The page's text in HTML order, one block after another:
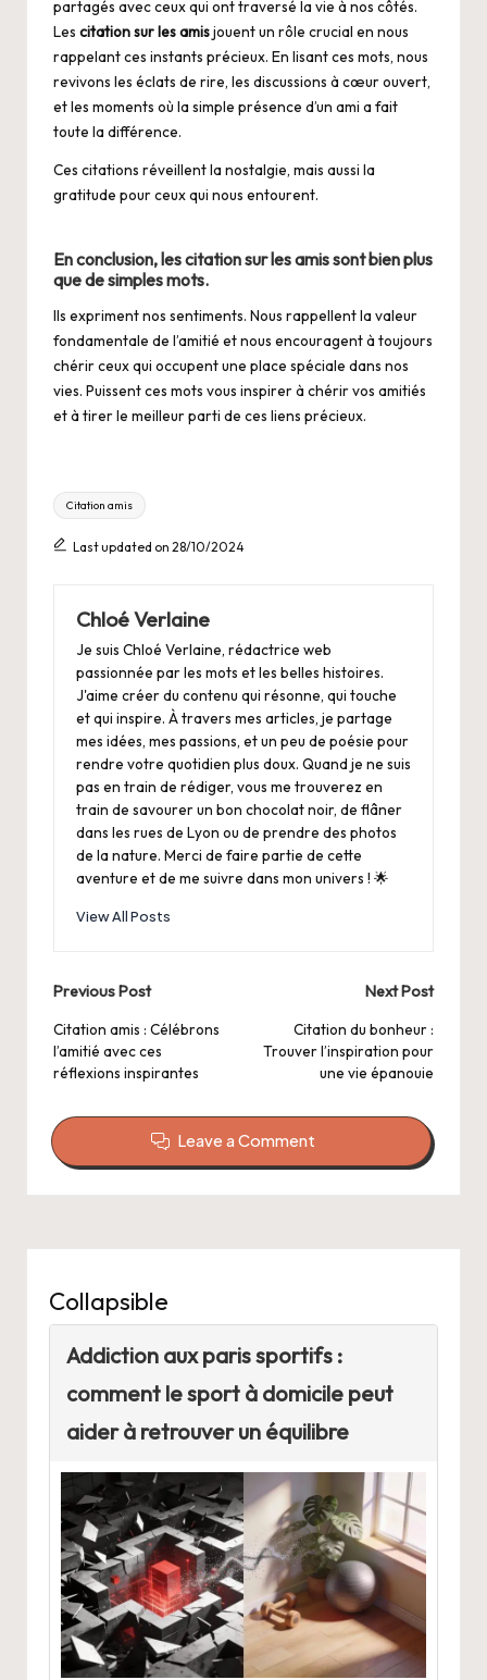
partagés avec ceux qui ont traversé la vie à nos côtés.
Les citation sur les amisjouent un rôle crucial en nous
rappelant ces instants précieux. En lisant ces mots, nous
revivons les éclats de rire, les discussions à cœur ouvert,
et les moments où la simple présence d’un ami a fait
toute la différence.
Ces citations réveillent la nostalgie, mais aussi la
gratitude pour ceux qui nous entourent.
En conclusion, lescitation sur les amissont bien plus
que de simples mots.
Ils expriment nos sentiments. Nous rappellent la valeur
fondamentale de l’amitié et nous encouragent à toujours
chérir ceux qui occupent une place spéciale dans nos
vies. Puissent ces mots vous inspirer à chérir vos amitiés
et à tirer le meilleur parti de ces liens précieux.
Tags:
Citation amis
Last updated on 28/10/2024
Chloé Verlaine
Je suis Chloé Verlaine, rédactrice web
passionnée par les mots et les belles histoires.
J'aime créer du contenu qui résonne, qui touche
et qui inspire. À travers mes articles, je partage
mes idées, mes passions, et un peu de poésie pour
rendre votre quotidien plus doux. Quand je ne suis
pas en train de rédiger, vous me trouverez en
train de savourer un bon chocolat noir, de flâner
dans les rues de Lyon ou de prendre des photos
de la nature. Merci de faire partie de cette
aventure et de me suivre dans mon univers ! 🌟
View All Posts
Post
navigation
Previous Post
Citation amis : Célébrons
l’amitié avec ces
réflexions inspirantes
Next Post
Citation du bonheur :
Trouver l’inspiration pour
une vie épanouie
Leave a Comment
Collapsible
Addiction aux paris sportifs :
comment le sport à domicile peut
aider à retrouver un équilibre